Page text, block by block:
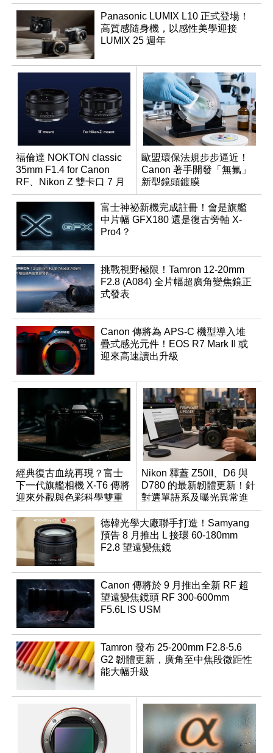
Panasonic LUMIX L10 正式登場！
高質感隨身機，以感性美學迎接
LUMIX 25 週年
福倫達 NOKTON classic
35mm F1.4 for Canon
RF、Nikon Z 雙卡口 7 月
同步登台
歐盟環保法規步步逼近！
Canon 著手開發「無氟」
新型鏡頭鍍膜
富士神祕新機完成註冊！會是旗艦
中片幅 GFX180 還是復古旁軸 X-
Pro4？
挑戰視野極限！Tamron 12-20mm
F2.8 (A084) 全片幅超廣角變焦鏡正
式發表
Canon 傳將為 APS-C 機型導入堆
疊式感光元件！EOS R7 Mark II 或
迎來高速讀出升級
經典復古血統再現？富士
下一代旗艦相機 X-T6 傳將
迎來外觀與色彩科學雙重
優化
Nikon 釋蓋 Z50II、D6 與
D780 的最新韌體更新！針
對選單語系及曝光異常進
行修復
德韓光學大廠聯手打造！Samyang
預告 8 月推出 L 接環 60-180mm
F2.8 望遠變焦鏡
Canon 傳將於 9 月推出全新 RF 超
望遠變焦鏡頭 RF 300-600mm
F5.6L IS USM
Tamron 發布 25-200mm F2.8-5.6
G2 韌體更新，廣角至中焦段微距性
能大幅升級